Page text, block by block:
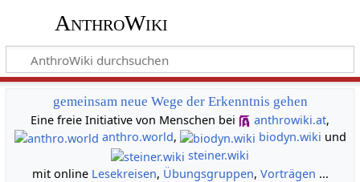
AnthroWiki
gemeinsam neue Wege der Erkenntnis gehen
Eine freie Initiative von Menschen bei
anthrowiki.at,
anthro.world, biodyn.wiki und
steiner.wiki
mit online Lesekreisen, Übungsgruppen, Vorträgen ...